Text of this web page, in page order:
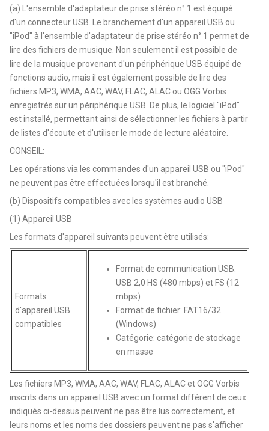
(a) L'ensemble d'adaptateur de prise stéréo n° 1 est équipé
d'un connecteur USB. Le branchement d'un appareil USB ou
"iPod" à l'ensemble d'adaptateur de prise stéréo n° 1 permet de
lire des fichiers de musique. Non seulement il est possible de
lire de la musique provenant d'un périphérique USB équipé de
fonctions audio, mais il est également possible de lire des
fichiers MP3, WMA, AAC, WAV, FLAC, ALAC ou OGG Vorbis
enregistrés sur un périphérique USB. De plus, le logiciel "iPod"
est installé, permettant ainsi de sélectionner les fichiers à partir
de listes d'écoute et d'utiliser le mode de lecture aléatoire.
CONSEIL:
Les opérations via les commandes d'un appareil USB ou "iPod"
ne peuvent pas être effectuées lorsqu'il est branché.
(b) Dispositifs compatibles avec les systèmes audio USB
(1) Appareil USB
Les formats d'appareil suivants peuvent être utilisés:
Formats
d'appareil USB
compatibles
Format de communication USB:
USB 2,0 HS (480 mbps) et FS (12
mbps)
Format de fichier: FAT16/32
(Windows)
Catégorie: catégorie de stockage
en masse
Les fichiers MP3, WMA, AAC, WAV, FLAC, ALAC et OGG Vorbis
inscrits dans un appareil USB avec un format différent de ceux
indiqués ci-dessus peuvent ne pas être lus correctement, et
leurs noms et les noms des dossiers peuvent ne pas s'afficher